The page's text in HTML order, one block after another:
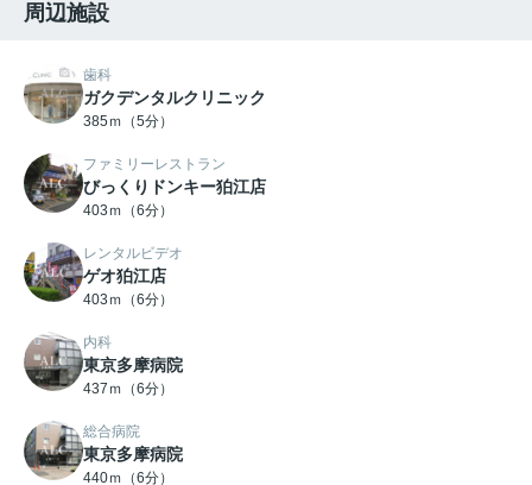
周辺施設
歯科
ガクデンタルクリニック
385ｍ（5分）
ファミリーレストラン
びっくりドンキー狛江店
403ｍ（6分）
レンタルビデオ
ゲオ狛江店
403ｍ（6分）
内科
東京多摩病院
437ｍ（6分）
総合病院
東京多摩病院
440ｍ（6分）